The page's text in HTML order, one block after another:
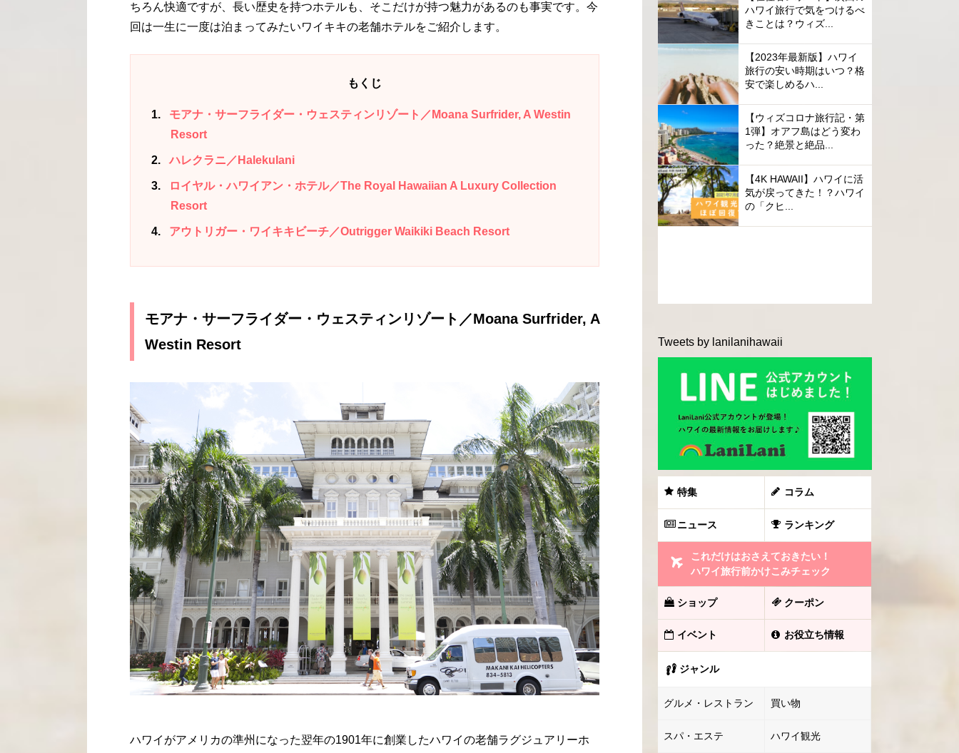
ちろん快適ですが、長い歴史を持つホテルも、そこだけが持つ魅力があるのも事実です。今
回は一生に一度は泊まってみたいワイキキの老舗ホテルをご紹介します。
もくじ
1
モアナ・サーフライダー・ウェスティンリゾート／Moana Surfrider, A Westin
Resort
2 ハレクラニ／Halekulani
3
ロイヤル・ハワイアン・ホテル／The Royal Hawaiian A Luxury Collection
Resort
4 アウトリガー・ワイキキビーチ／Outrigger Waikiki Beach Resort
モアナ・サーフライダー・ウェスティンリゾート／Moana Surfrider, A
Westin Resort
ハワイがアメリカの準州になった翌年の1901年に創業したハワイの老舗ラグジュアリーホ
ハワイ旅行で気をつけるべ
きことは？ウィズ...
【2023年最新版】ハワイ
旅行の安い時期はいつ？格
安で楽しめるハ...
【ウィズコロナ旅行記・第
1弾】オアフ島はどう変わ
った？絶景と絶品...
【4K HAWAII】ハワイに活
気が戻ってきた！？ハワイ
の「クヒ...
Tweets by lanilanihawaii
特集 コラム
ニュース ランキング
これだけはおさえておきたい！
ハワイ旅行前かけこみチェック
ショップ クーポン
イベント お役立ち情報
ジャンル
グルメ・レストラン 買い物
スパ・エステ ハワイ観光